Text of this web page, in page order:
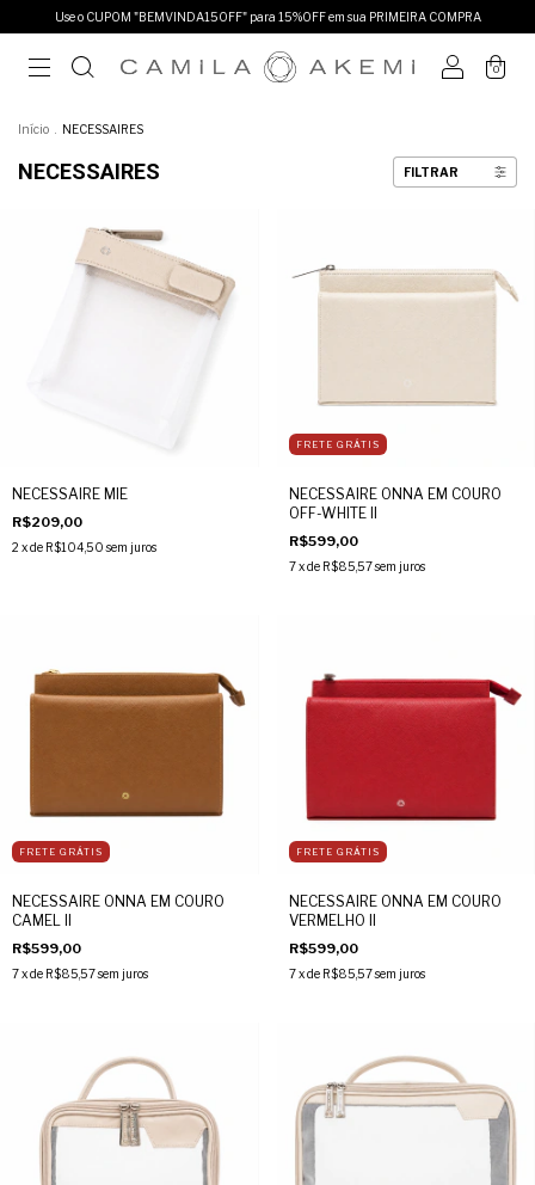
Use o CUPOM "BEMVINDA15OFF" para 15%OFF em sua PRIMEIRA COMPRA
0
Início NECESSAIRES
NECESSAIRES FILTRAR
NECESSAIRE MIE
R$209,00
2 x de R$104,50 sem juros
FRETE GRÁTIS
NECESSAIRE ONNA EM COURO
OFF-WHITE II
R$599,00
7 x de R$85,57sem juros
FRETE GRÁTIS
NECESSAIRE ONNA EM COURO
CAMEL II
R$599,00
7x de R$85,57sem juros
FRETE GRÁTIS
NECESSAIRE ONNA EM COURO
VERMELHO II
R$599,00
7 x de R$85,57sem juros